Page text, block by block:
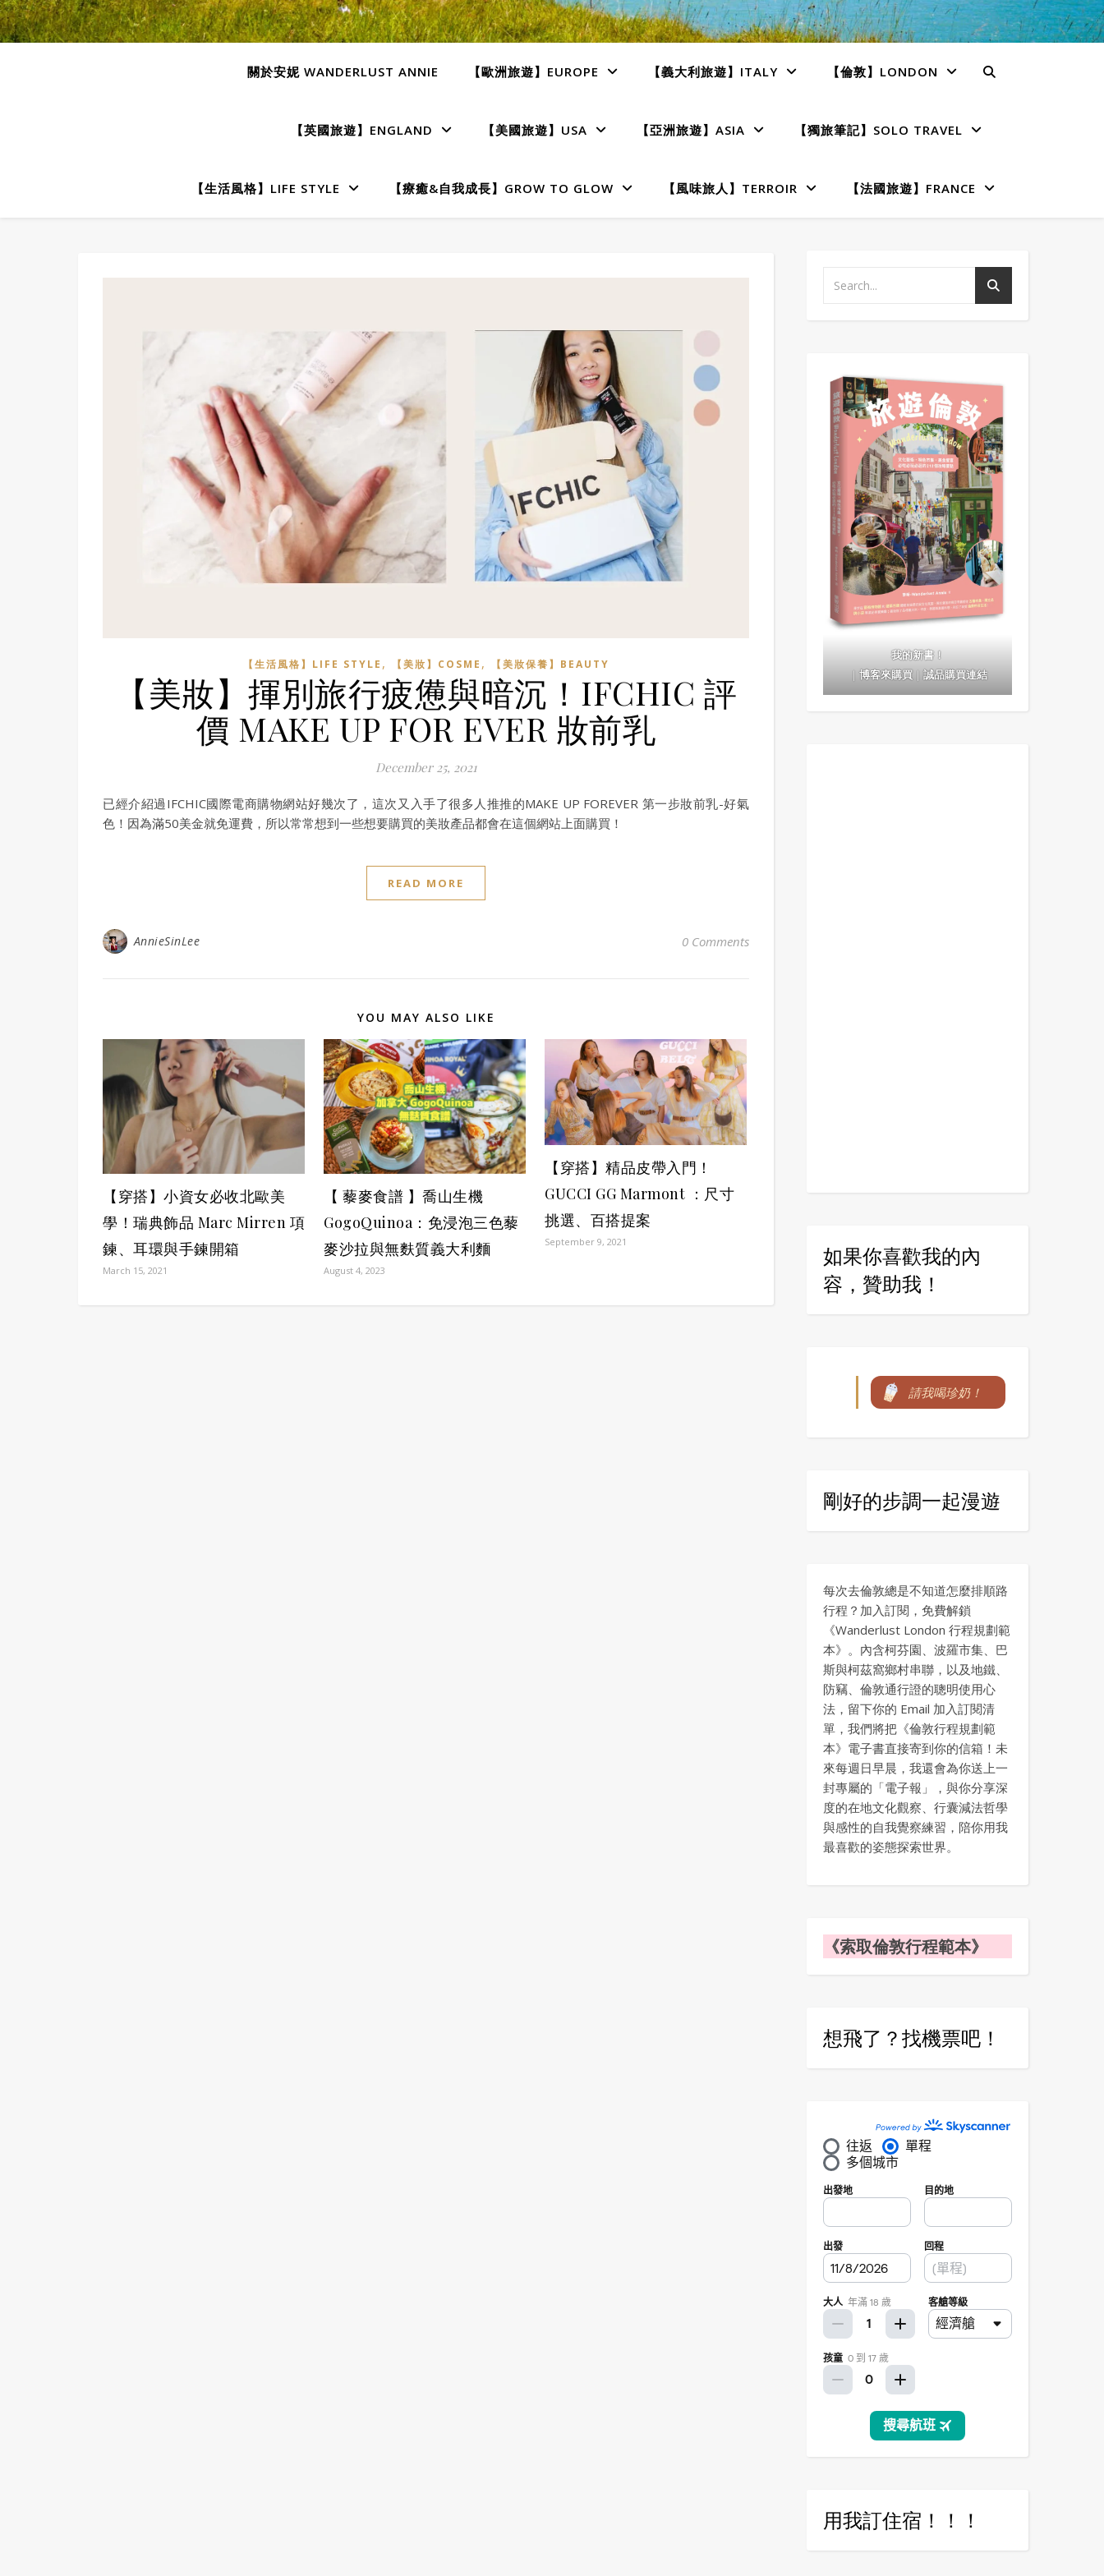
關於安妮 WANDERLUST ANNIE 【歐洲旅遊】EUROPE 【義大利旅遊】ITALY 【倫敦】LONDON
【英國旅遊】ENGLAND 【美國旅遊】USA 【亞洲旅遊】ASIA 【獨旅筆記】SOLO TRAVEL
【生活風格】LIFE STYLE 【療癒&自我成長】GROW TO GLOW 【風味旅人】TERROIR 【法國旅遊】FRANCE
【生活風格】LIFE STYLE , 【美妝】COSME , 【美妝保養】BEAUTY
【美妝】揮別旅行疲憊與暗沉！IFCHIC 評
價 MAKE UP FOR EVER 妝前乳
December 25, 2021
已經介紹過IFCHIC國際電商購物網站好幾次了，這次又入手了很多人推推的MAKE UP FOREVER 第一步妝前乳-好氣
色！因為滿50美金就免運費，所以常常想到一些想要購買的美妝產品都會在這個網站上面購買！
READ MORE
AnnieSinLee 0 Comments
YOU MAY ALSO LIKE
【穿搭】小資女必收北歐美
學！瑞典飾品 Marc Mirren 項
鍊、耳環與手鍊開箱
March 15, 2021
【 藜麥食譜 】喬山生機
GogoQuinoa：免浸泡三色藜
麥沙拉與無麩質義大利麵
August 4, 2023
【穿搭】精品皮帶入門！
GUCCI GG Marmont ：尺寸
挑選、百搭提案
September 9, 2021
我的新書！
｜博客來購買｜誠品購買連結
如果你喜歡我的內
容，贊助我！
請我喝珍奶！
剛好的步調一起漫遊
每次去倫敦總是不知道怎麼排順路
行程？加入訂閱，免費解鎖
《Wanderlust London 行程規劃範
本》。內含柯芬園、波羅市集、巴
斯與柯茲窩鄉村串聯，以及地鐵、
防竊、倫敦通行證的聰明使用心
法，留下你的 Email 加入訂閱清
單，我們將把《倫敦行程規劃範
本》電子書直接寄到你的信箱！未
來每週日早晨，我還會為你送上一
封專屬的「電子報」，與你分享深
度的在地文化觀察、行囊減法哲學
與感性的自我覺察練習，陪你用我
最喜歡的姿態探索世界。
《索取倫敦行程範本》
想飛了？找機票吧！
用我訂住宿！！！